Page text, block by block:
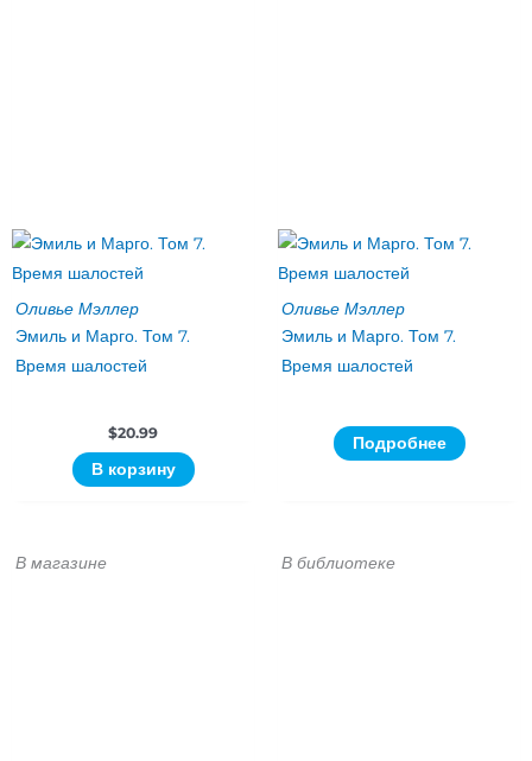
Оливье Мэллер
Эмиль и Марго. Том 7.
Время шалостей
$20.99
В корзину
Оливье Мэллер
Эмиль и Марго. Том 7.
Время шалостей
Подробнее
В магазине В библиотеке